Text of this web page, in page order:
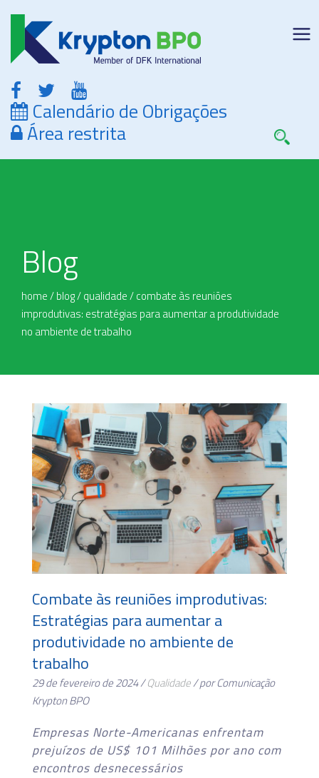
Calendário de Obrigações
Área restrita
Blog
home/blog/qualidade/combate às reuniões
improdutivas: estratégias para aumentar a produtividade
no ambiente de trabalho
Combate às reuniões improdutivas:
Estratégias para aumentar a
produtividade no ambiente de
trabalho
29 de fevereiro de 2024 /Qualidade/ por Comunicação
Krypton BPO
Empresas Norte-Americanas enfrentam
prejuízos de US$ 101 Milhões por ano com
encontros desnecessários